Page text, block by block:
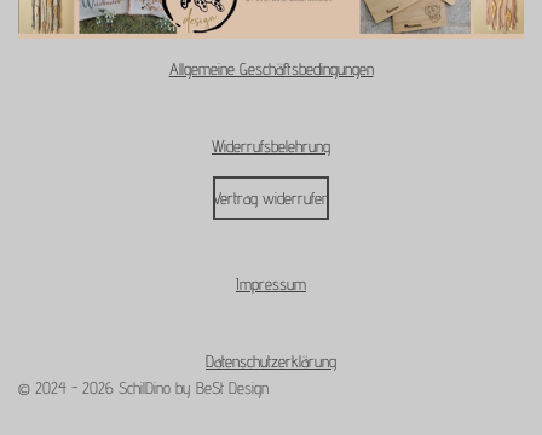
o
k
a
p
Allgemeine Geschäftsbedingungen
Widerrufsbelehrung
Vertrag widerrufen
Impressum
Datenschutzerklärung
© 2024 - 2026 SchilDino by BeSt Design